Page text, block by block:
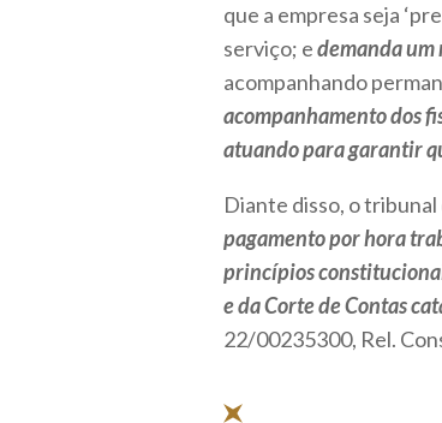
que a empresa seja
serviço; edemanda um
acompanhando
acompanhamento dos
atuando para garantir
Diante disso, o
pagamento por hora
princípios
e da Corte de Contas
22/00235300, Rel.